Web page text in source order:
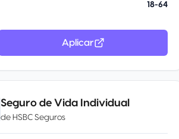
18-64
Aplicar
Seguro de Vida Individual
de HSBC Seguros